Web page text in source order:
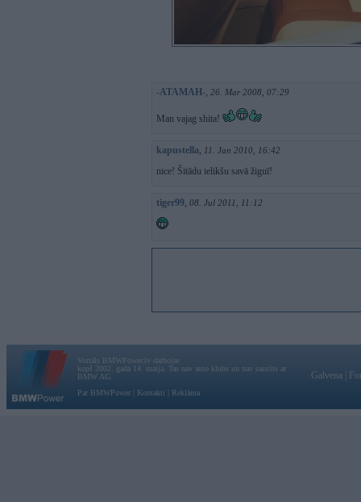
-ATAMAH-, 26. Mar 2008, 07:29
Man vajag shita!
kapustella, 11. Jan 2010, 16:42
nice! Šitādu ielikšu savā žiguī!
tiger99, 08. Jul 2011, 11:12
Vortāls BMWPower.lv darbojas
kopš 2002. gada 14. maija. Tas nav auto klubs un nav saistīts ar
BMW AG.
Par BMWPower
Kontakti Reklāma
Galvena